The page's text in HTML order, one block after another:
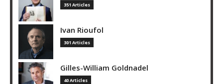
351 Articles
Ivan Rioufol
301 Articles
Gilles-William Goldnadel
40 Articles